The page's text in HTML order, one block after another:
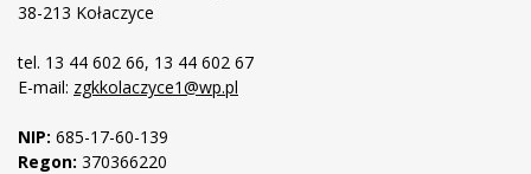
38-213 Kołaczyce
tel. 13 44 602 66, 13 44 602 67
E-mail: zgkkolaczyce1@wp.pl
NIP: 685-17-60-139
Regon: 370366220